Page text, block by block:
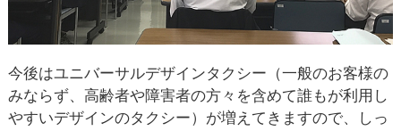
今後はユニバーサルデザインタクシー（一般のお客様の
みならず、高齢者や障害者の方々を含めて誰もが利用し
やすいデザインのタクシー）が増えてきますので、しっ